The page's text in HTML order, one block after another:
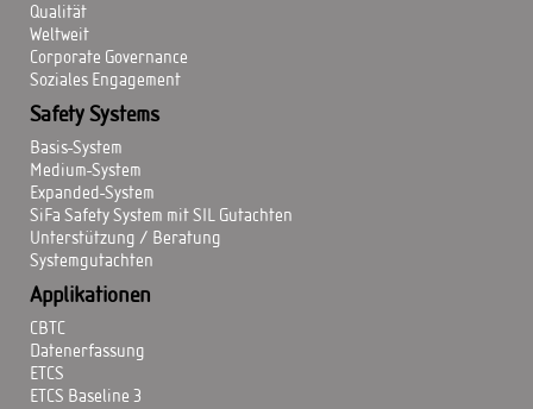
Qualität
Weltweit
Corporate Governance
Soziales Engagement
Safety Systems
Basis-System
Medium-System
Expanded-System
SiFa Safety System mit SIL Gutachten
Unterstützung / Beratung
Systemgutachten
Applikationen
CBTC
Datenerfassung
ETCS
ETCS Baseline 3